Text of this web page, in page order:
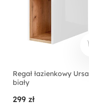
Regał łazienkowy
biały
299 zł